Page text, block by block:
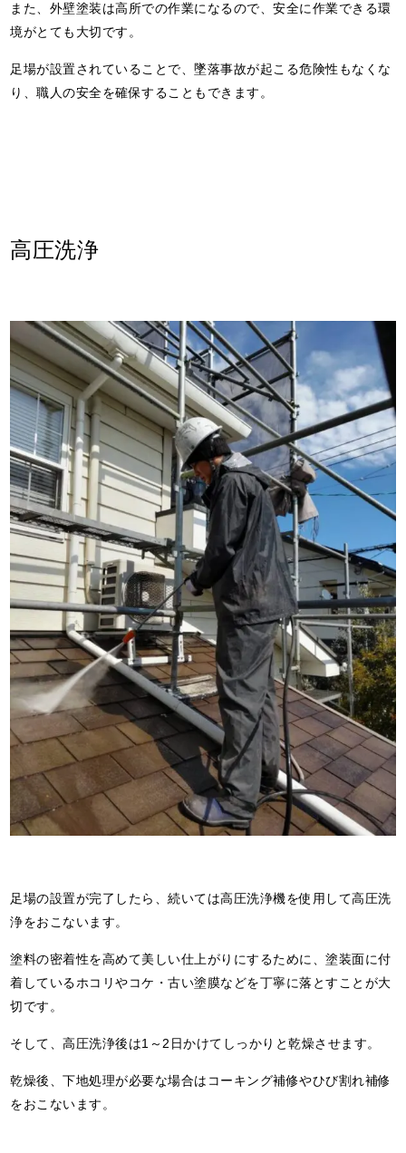
また、外壁塗装は高所での作業になるので、安全に作業できる環
境がとても大切です。
足場が設置されていることで、墜落事故が起こる危険性もなくな
り、職人の安全を確保することもできます。
高圧洗浄
足場の設置が完了したら、続いては高圧洗浄機を使用して高圧洗
浄をおこないます。
塗料の密着性を高めて美しい仕上がりにするために、塗装面に付
着しているホコリやコケ・古い塗膜などを丁寧に落とすことが大
切です。
そして、高圧洗浄後は1～2日かけてしっかりと乾燥させます。
乾燥後、下地処理が必要な場合はコーキング補修やひび割れ補修
をおこないます。